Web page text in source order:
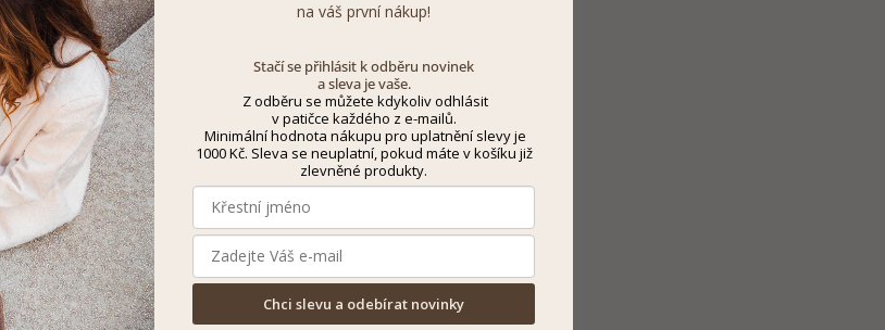
na váš první nákup!
Stačí se přihlásit k odběru novinek
a sleva je vaše.
Z odběru se můžete kdykoliv odhlásit
v patičce každého z e-mailů.
Minimální hodnota nákupu pro uplatnění slevy je
1000 Kč. Sleva se neuplatní, pokud máte v košíku již
zlevněné produkty.
Chci slevu a odebírat novinky